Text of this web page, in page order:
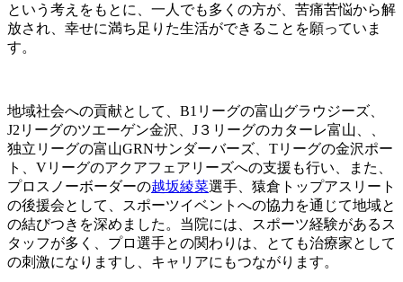
という考えをもとに、一人でも多くの方が、苦痛苦悩から解
放され、幸せに満ち足りた生活ができることを願っていま
す。
地域社会への貢献として、B1リーグの富山グラウジーズ、
J2リーグのツエーゲン金沢、J３リーグのカターレ富山、、
独立リーグの富山GRNサンダーバーズ、Tリーグの金沢ポー
ト、Vリーグのアクアフェアリーズへの支援も行い、また、
プロスノーボーダーの越坂綾菜選手、猿倉トップアスリート
の後援会として、スポーツイベントへの協力を通じて地域と
の結びつきを深めました。当院には、スポーツ経験があるス
タッフが多く、プロ選手との関わりは、とても治療家として
の刺激になりますし、キャリアにもつながります。